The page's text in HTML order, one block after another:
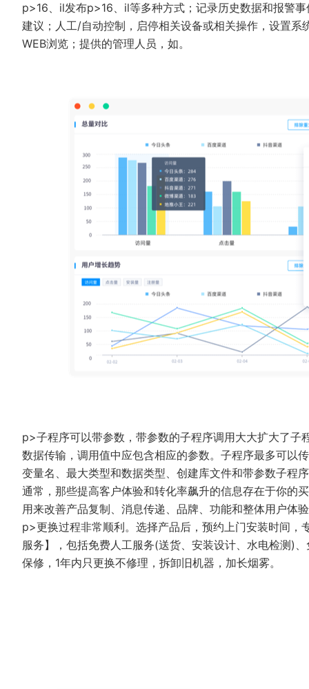
p>16、il发布p>16、il等多种方式；记录历史数据和报警
建议；人工/自动控制，启停相关设备或相关操作，设置
WEB浏览；提供的管理人员，如。
p>子程序可以带参数，带参数的子程序调用大大扩大了
数据传输，调用值中应包含相应的参数。子程序最多可以
变量名、最大类型和数据类型、创建库文件和带参数子程
通常，那些提高客户体验和转化率飙升的信息存在于你的
用来改善产品复制、消息传递、品牌、功能和整体用户体
p>更换过程非常顺利。选择产品后，预约上门安装时间
服务】，包括免费人工服务(送货、安装设计、水电检测)
保修，1年内只更换不修理，拆卸旧机器，加长烟雾。